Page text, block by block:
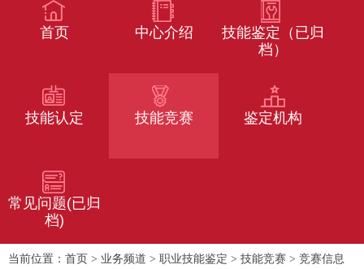
首页 中心介绍
技能鉴定（已归
档）
技能认定 技能竞赛 鉴定机构
常见问题(已归
档)
当前位置： 首页 > 业务频道 > 职业技能鉴定 > 技能竞赛 > 竞赛信息